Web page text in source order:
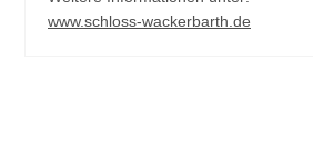
www.schloss-wackerbarth.de